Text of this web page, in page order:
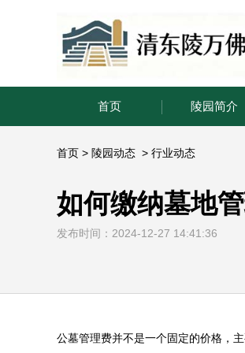
首页 陵园简介
首页 > 陵园动态 > 行业动态
如何缴纳墓地
发布时间：2024-12-27 14:41:36
公墓管理费并不是一个固定的价格，